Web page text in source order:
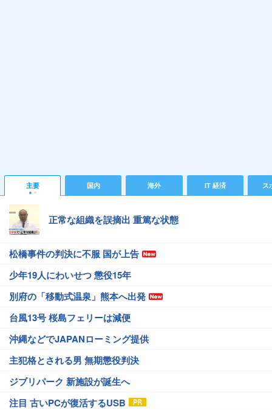
主要 国内 海外 IT 経済 ス
正常な組織を誤摘出 重篤な状態
松橋事件の判決に不服 国が上告
少年19人にわいせつ 懲役15年
別府の「移動式温泉」熊本へ出発
台風13号 桜島フェリーは減便
沖縄などでJAPANローミング提供
主犯格とされる男 無期懲役判決
ジブリパーク 新施設が誕生へ
注目 古いPCが復活するUSB